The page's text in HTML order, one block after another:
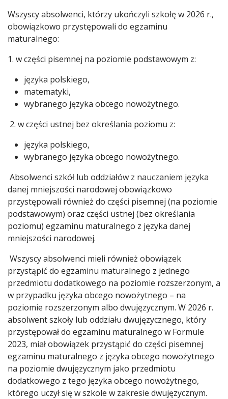
Wszyscy absolwenci, którzy ukończyli szkołę w 2026 r.,
obowiązkowo przystępowali do egzaminu
maturalnego:
1. w części pisemnej na poziomie podstawowym z:
języka polskiego,
matematyki,
wybranego języka obcego nowożytnego.
2. w części ustnej bez określania poziomu z:
języka polskiego,
wybranego języka obcego nowożytnego.
Absolwenci szkół lub oddziałów z nauczaniem języka
danej mniejszości narodowej obowiązkowo
przystępowali również do części pisemnej (na poziomie
podstawowym) oraz części ustnej (bez określania
poziomu) egzaminu maturalnego z języka danej
mniejszości narodowej.
Wszyscy absolwenci mieli również obowiązek
przystąpić do egzaminu maturalnego z jednego
przedmiotu dodatkowego na poziomie rozszerzonym, a
w przypadku języka obcego nowożytnego – na
poziomie rozszerzonym albo dwujęzycznym. W 2026 r.
absolwent szkoły lub oddziału dwujęzycznego, który
przystępował do egzaminu maturalnego w Formule
2023, miał obowiązek przystąpić do części pisemnej
egzaminu maturalnego z języka obcego nowożytnego
na poziomie dwujęzycznym jako przedmiotu
dodatkowego z tego języka obcego nowożytnego,
którego uczył się w szkole w zakresie dwujęzycznym.